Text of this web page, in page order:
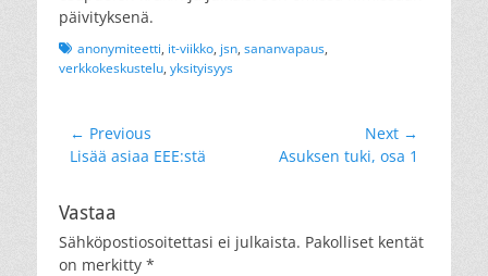
päivityksenä.
Tagsanonymiteetti, it-viikko, jsn, sananvapaus,
verkkokeskustelu, yksityisyys
Artikkelien
selaus
← Previous
Previous
Lisää asiaa EEE:stä
Next →
Asuksen tuki, osa 1
Vastaa
Sähköpostiosoitettasi ei julkaista. Pakolliset kentät
on merkitty *